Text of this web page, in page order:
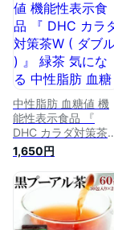
中性脂肪 血糖値 機
能性表示食品 『
DHC カラダ対策茶
( ダブル ) 』 緑茶 気
になる 中性脂肪 血
糖値 脂肪＆糖の吸
を抑える 溶けやす
飲みやすい お茶
1,650円